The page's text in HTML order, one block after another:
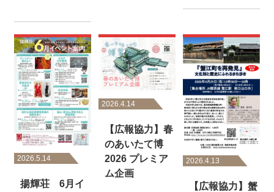
2026.5.14
揚輝荘 6月イ
2026.4.14
【広報協力】春
のあいたて博
2026 プレミア
ム企画
2026.4.13
【広報協力】蟹